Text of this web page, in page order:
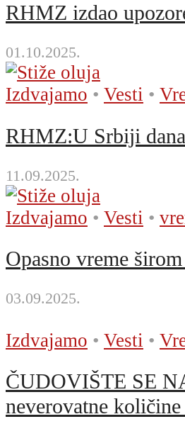
RHMZ izdao
01.10.2025.
Izdvajamo • Vesti •
RHMZ:U Srbiji
11.09.2025.
Izdvajamo • Vesti •
Opasno vreme
03.09.2025.
Izdvajamo • Vesti •
ČUDOVIŠTE SE
neverovatne